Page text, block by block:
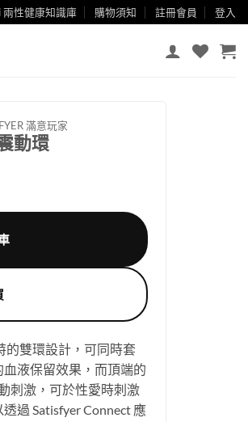
兩性健康知識庫 購物須知 註冊會員 登入
滿意玩家
動環
的雙環設計，可同時套
液保留效果，而頂端的
刺激，可於性愛時刺激
過 Satisfyer Connect 應